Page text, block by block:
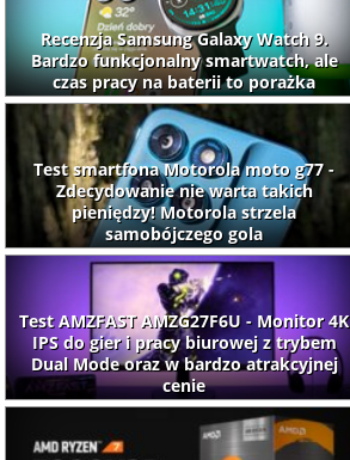
Recenzja Samsung Galaxy Watch 9.
Bardzo funkcjonalny smartwatch, ale
czas pracy na baterii to porażka
Test smartfona Motorola moto g77 -
Zdecydowanie nie warta takich
pieniędzy! Motorola strzela
samobójczego gola
Test AMZFAST AMZG27F6U - Monitor 4K
IPS do gier i pracy biurowej z trybem
Dual Mode oraz w bardzo atrakcyjnej
cenie